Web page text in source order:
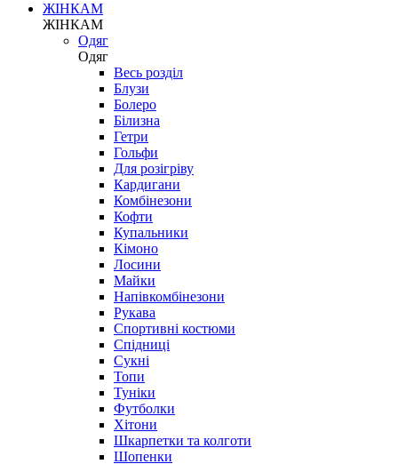
ЖІНКАМ
ЖІНКАМ
Одяг
Одяг
Весь розділ
Блузи
Болеро
Білизна
Гетри
Гольфи
Для розігріву
Кардигани
Комбінезони
Кофти
Купальники
Кімоно
Лосини
Майки
Напівкомбінезони
Рукава
Спортивні костюми
Спідниці
Сукні
Топи
Туніки
Футболки
Хітони
Шкарпетки та колготи
Шопенки